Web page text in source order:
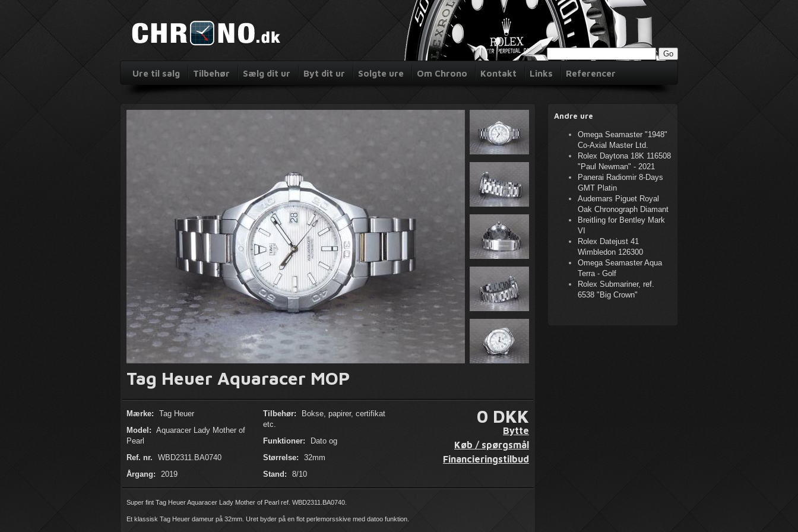
Ure til salg Tilbehør Sælg dit ur Byt dit ur Solgte ure Om Chrono Kontakt Links Referencer
Tag Heuer Aquaracer MOP
Mærke:
Tag Heuer
Model: Aquaracer Lady Mother of
Pearl
Ref. nr.
WBD2311.BA0740
Årgang:
2019
Tilbehør:
Bokse, papirer, certifikat
etc.
Funktioner:
Dato og
Størrelse:
32mm
Stand:
8/10
0 DKK
Bytte
Køb / spørgsmål
Financieringstilbud
Super fint Tag Heuer Aquaracer Lady Mother of Pearl ref. WBD2311.BA0740.
Et klassisk Tag Heuer dameur på 32mm. Uret byder på en flot perlemorsskive med datoo funktion.
Andre ure
Omega Seamaster "1948"
Co-Axial Master Ltd.
Rolex Daytona 18K 116508
"Paul Newman" - 2021
Panerai Radiomir 8-Days
GMT Platin
Audemars Piguet Royal
Oak Chronograph Diamant
Breitling for Bentley Mark
VI
Rolex Datejust 41
Wimbledon 126300
Omega Seamaster Aqua
Terra - Golf
Rolex Submariner, ref.
6538 "Big Crown"